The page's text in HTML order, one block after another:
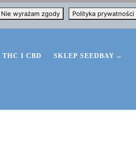
THC I CBD SKLEP SEEDBAY
Nie wyrażam zgody Polityka prywatności